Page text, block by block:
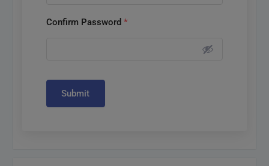
Confirm Password *
Submit